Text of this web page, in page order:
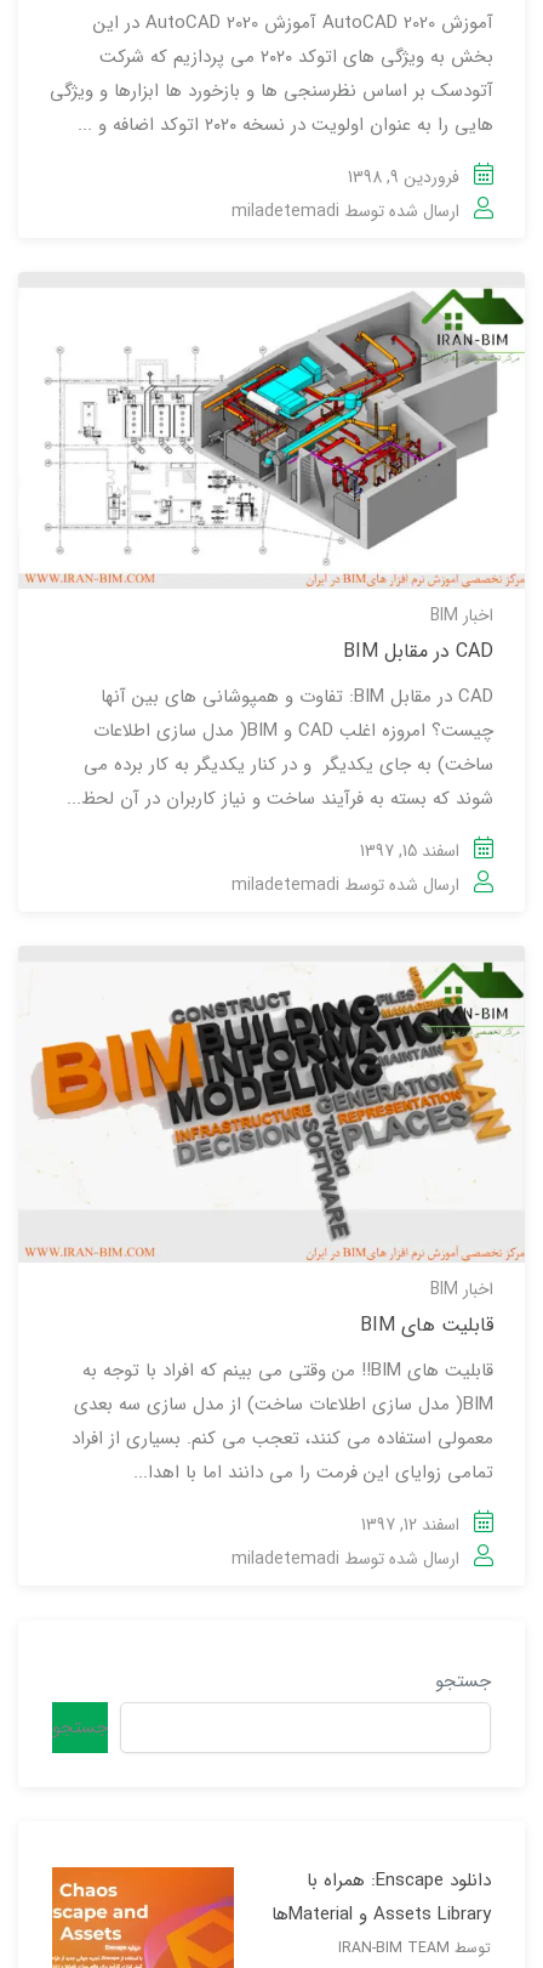
آموزش AutoCAD 2020 آموزش AutoCAD 2020 در این
بخش به ویژگی های اتوکد ۲۰۲۰ می پردازیم که شرکت
آتودسک بر اساس نظرسنجی ها و بازخورد ها ابزارها و ویژگی
هایی را به عنوان اولویت در نسخه ۲۰۲۰ اتوکد اضافه و ...
فروردین 9, 1398
ارسال شده توسط miladetemadi
اخبار BIM
CAD در مقابل BIM
CAD در مقابل BIM: تفاوت و همپوشانی های بین آنها
چیست؟ امروزه اغلب CAD و BIM( مدل سازی اطلاعات
ساخت) به جای یکدیگر و در کنار یکدیگر به کار برده می
شوند که بسته به فرآیند ساخت و نیاز کاربران در آن لحظ...
اسفند 15, 1397
ارسال شده توسط miladetemadi
اخبار BIM
قابلیت های BIM
قابلیت های BIM!! من وقتی می بینم که افراد با توجه به
BIM( مدل سازی اطلاعات ساخت) از مدل سازی سه بعدی
معمولی استفاده می کنند، تعجب می کنم. بسیاری از افراد
تمامی زوایای این فرمت را می دانند اما با اهدا...
اسفند 12, 1397
ارسال شده توسط miladetemadi
جستجو
جستجو
دانلود Enscape: همراه با
Assets Library و Materialها
توسط IRAN-BIM TEAM